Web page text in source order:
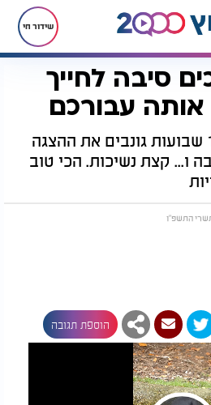
שידור חי
אם אתם צריכים סיבה לחייך היום - מצאנו אותה עבורכםסיבה לחייך
אותה עבורכם
גורי לוטרות ענק בני 11 שבועות גונבים את ההצגה
ו... קצת נשיכות. הכי טוב
הוספת תגובה